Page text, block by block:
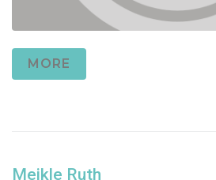
MORE
Meikle Ruth